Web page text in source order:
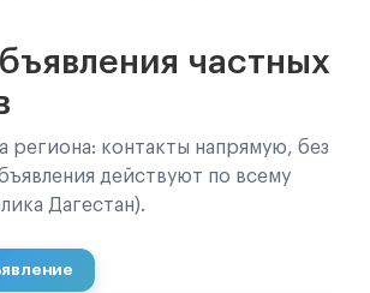
частных
региона: контакты напрямую, без
действуют по всему
Дагестан).